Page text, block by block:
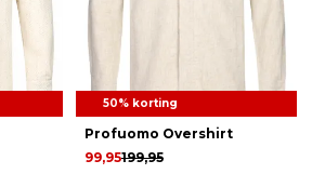
50% korting
Profuomo Overshirt
199,95
99,95